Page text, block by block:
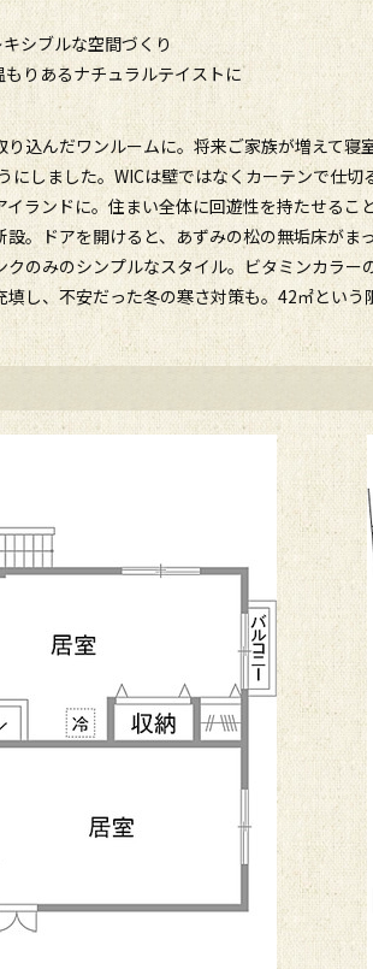
シブルな空間づくり
りあるナチュラルテイストに
込んだワンルームに。将来ご家族が増えて
にしました。WICは壁ではなくカーテンで仕
ランドに。住まい全体に回遊性を持たせるこ
。ドアを開けると、あずみの松の無垢床が
のみのシンプルなスタイル。ビタミンカラー
し、不安だった冬の寒さ対策も。42㎡とい